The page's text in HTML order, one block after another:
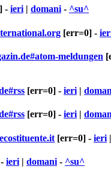
- ieri | domani - ^su^
[err=0] -
meldungen
[err=0] - ieri |
[err=0] - ieri |
[err=0] - ieri |
ieri | domani - ^su^